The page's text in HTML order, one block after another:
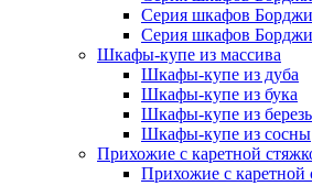
Серия шкафов
Серия шкафов
Шкафы-купе из массива
Шкафы-купе из дуба
Шкафы-купе из бука
Шкафы-купе из
Шкафы-купе из сосны
Прихожие с каретной
Прихожие с каретной